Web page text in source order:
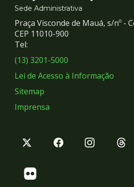
e
Redes
Sociais
Sede Administrativa
Praça Visconde de Mauá, s/nº -
CEP 11010-900
Tel:
(13) 3201-5000
Lei de Acesso à Informação
Sitemap
Imprensa